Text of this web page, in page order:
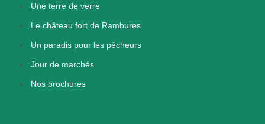
Une terre de verre
Le château fort de Rambures
Un paradis pour les pêcheurs
Jour de marchés
Nos brochures